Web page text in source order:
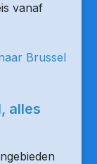
vanaf
Brussel
alles